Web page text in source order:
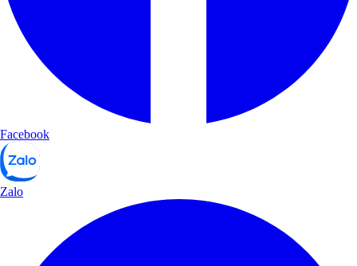
Facebook
Zalo